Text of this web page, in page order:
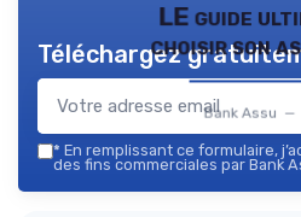
LE guide
choisir son
Bank Assu —
Téléchargez
* En remplissant ce formulaire,
des fins commerciales par Bank